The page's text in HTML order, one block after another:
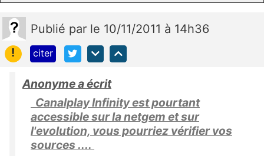
Publié par le 10/11/2011 à 14h36
!
citer
Anonyme a écrit
Canalplay Infinity est pourtant
accessible sur la netgem et sur
l'evolution, vous pourriez vérifier vos
sources ....